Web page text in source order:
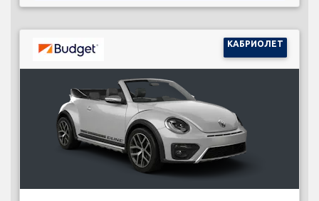
КАБРИОЛЕТ